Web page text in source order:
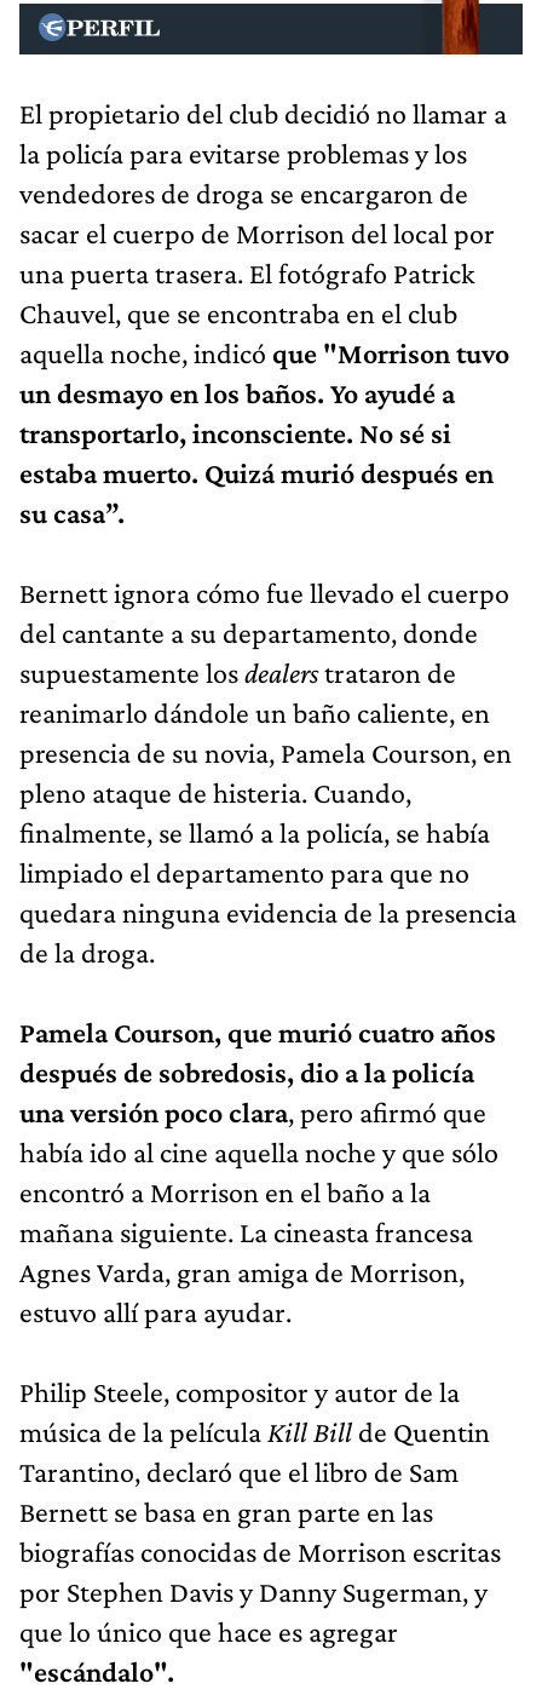
El propietario del club decidió no llamar a
la policía para evitarse problemas y los
vendedores de droga se encargaron de
sacar el cuerpo de Morrison del local por
una puerta trasera. El fotógrafo Patrick
Chauvel, que se encontraba en el club
aquella noche, indicó que "Morrison tuvo
un desmayo en los baños. Yo ayudé a
transportarlo, inconsciente. No sé si
estaba muerto. Quizá murió después en
su casa”.
Bernett ignora cómo fue llevado el cuerpo
del cantante a su departamento, donde
supuestamente losdealerstrataron de
reanimarlo dándole un baño caliente, en
presencia de su novia, Pamela Courson, en
pleno ataque de histeria. Cuando,
finalmente, se llamó a la policía, se había
limpiado el departamento para que no
quedara ninguna evidencia de la presencia
de la droga.
Pamela Courson, que murió cuatro años
después de sobredosis, dio a la policía
una versión poco clara, pero afirmó que
había ido al cine aquella noche y que sólo
encontró a Morrison en el baño a la
mañana siguiente. La cineasta francesa
Agnes Varda, gran amiga de Morrison,
estuvo allí para ayudar.
Philip Steele, compositor y autor de la
música de la película Kill Bill de Quentin
Tarantino, declaró que el libro de Sam
Bernett se basa en gran parte en las
biografías conocidas de Morrison escritas
por Stephen Davis y Danny Sugerman, y
que lo único que hace es agregar
"escándalo".